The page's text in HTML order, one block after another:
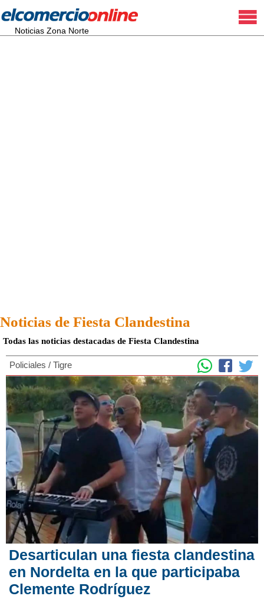
Noticias Zona Norte
Noticias de Fiesta Clandestina
Todas las noticias destacadas de Fiesta Clandestina
Policiales / Tigre
Desarticulan una fiesta clandestina
en Nordelta en la que participaba
Clemente Rodríguez